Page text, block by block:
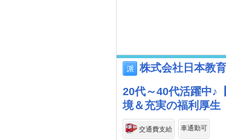
株式会社日本教
20代～40代活躍中♪
境＆充実の福利厚生
交通費支給 車通勤可